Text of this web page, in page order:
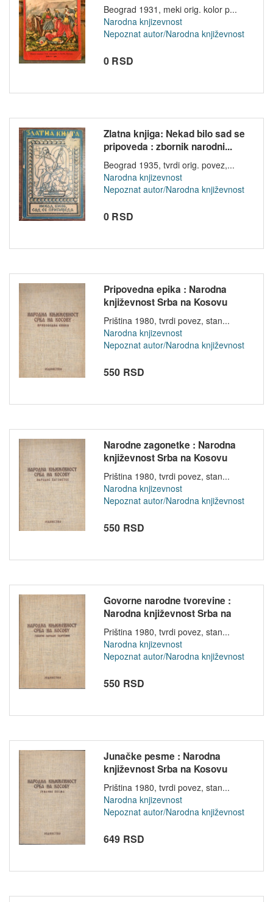
Beograd 1931, meki orig. kolor p...
Narodna knjizevnost
Nepoznat autor/Narodna književnost
0 RSD
Zlatna knjiga: Nekad bilo sad se
pripoveda : zbornik narodni...
Beograd 1935, tvrdi orig. povez,...
Narodna knjizevnost
Nepoznat autor/Narodna književnost
0 RSD
Pripovedna epika : Narodna
književnost Srba na Kosovu
Priština 1980, tvrdi povez, stan...
Narodna knjizevnost
Nepoznat autor/Narodna književnost
550 RSD
Narodne zagonetke : Narodna
književnost Srba na Kosovu
Priština 1980, tvrdi povez, stan...
Narodna knjizevnost
Nepoznat autor/Narodna književnost
550 RSD
Govorne narodne tvorevine :
Narodna književnost Srba na
Koso...
Priština 1980, tvrdi povez, stan...
Narodna knjizevnost
Nepoznat autor/Narodna književnost
550 RSD
Junačke pesme : Narodna
književnost Srba na Kosovu
Priština 1980, tvrdi povez, stan...
Narodna knjizevnost
Nepoznat autor/Narodna književnost
649 RSD